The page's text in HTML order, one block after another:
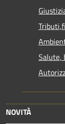
Salute,
NOVITÀ